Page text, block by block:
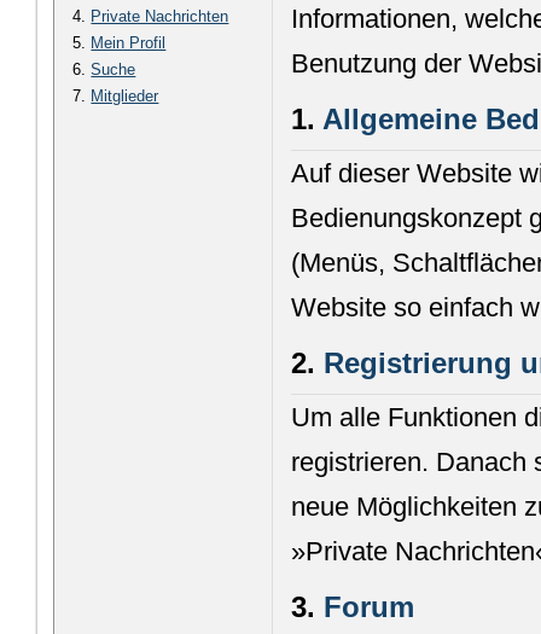
Private Nachrichten
Mein Profil
Suche
Mitglieder
Informationen,
Benutzung der
1. Allgemeine
Auf dieser Website
Bedienungskonzept
(Menüs,
Website so einfach
2. Registrierung
Um alle Funktionen
registrieren. Danach
neue Möglichkeiten
»Private
3. Forum